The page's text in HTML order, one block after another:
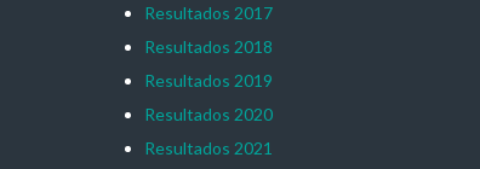
Resultados 2017
Resultados 2018
Resultados 2019
Resultados 2020
Resultados 2021